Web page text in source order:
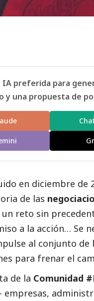
IA preferida para
y una propuesta de
en diciembre de
de las
reto sin
a la acción… Se
al conjunto
para frenar el
de la Comunidad